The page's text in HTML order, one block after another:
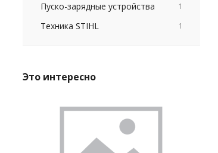
Пуско-зарядные устройства 1
Техника STIHL 1
Это интересно